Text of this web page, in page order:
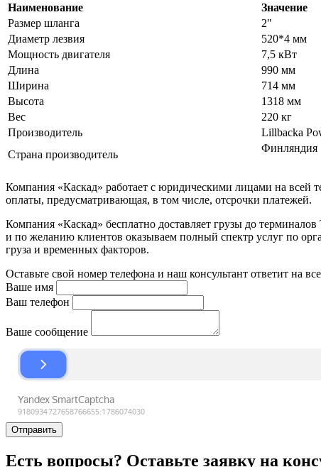
Наименование
Значение
Размер шланга
2"
Диаметр лезвия
520*4 мм
Мощность двигателя
7,5 кВт
Длина
990 мм
Ширина
714 мм
Высота
1318 мм
Вес
220 кг
Производитель
Lillbacka
Страна производитель
Финляндия
Компания «Каскад» работает с юридическими лицами на всей
оплаты, предусматривающая, в том числе, отсрочки платежей.
Компания «Каскад» бесплатно доставляет грузы до
и по желанию клиентов оказываем полный спектр услуг по
груза и временных факторов.
Оставьте свой номер телефона и наш консультант ответит на
Ваше имя
Ваш телефон
Ваше сообщение
Отправить
Есть вопросы? Оставьте заявку на